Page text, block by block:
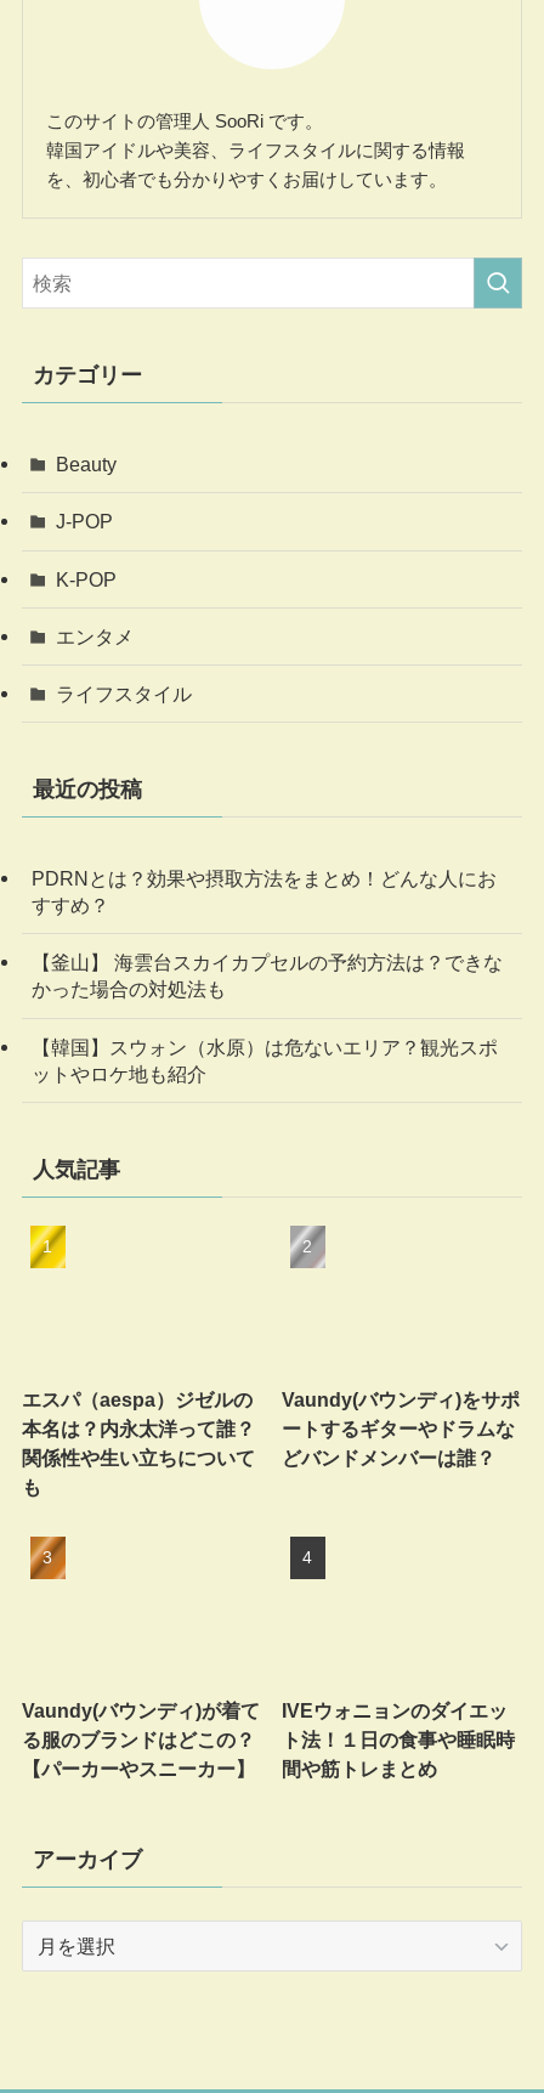
このサイトの管理人 SooRi です。
韓国アイドルや美容、ライフスタイルに関する情報
を、初心者でも分かりやすくお届けしています。
カテゴリー
Beauty
J-POP
K-POP
エンタメ
ライフスタイル
最近の投稿
PDRNとは？効果や摂取方法をまとめ！どんな人にお
すすめ？
【釜山】 海雲台スカイカプセルの予約方法は？できな
かった場合の対処法も
【韓国】スウォン（水原）は危ないエリア？観光スポ
ットやロケ地も紹介
人気記事
エスパ（aespa）ジゼルの
本名は？内永太洋って誰？
関係性や生い立ちについて
も
Vaundy(バウンディ)をサポ
ートするギターやドラムな
どバンドメンバーは誰？
Vaundy(バウンディ)が着て
る服のブランドはどこの？
【パーカーやスニーカー】
IVEウォニョンのダイエッ
ト法！１日の食事や睡眠時
間や筋トレまとめ
アーカイブ